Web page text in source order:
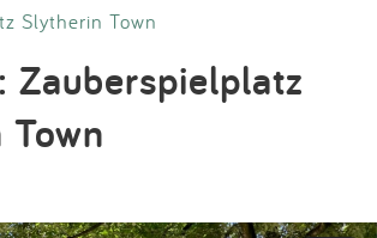
Suchen
Eintragen
App
Blog
Slytherin Town
Zauberspielplatz